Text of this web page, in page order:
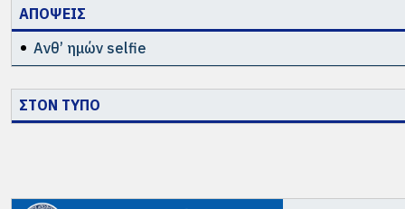
ΑΠΟΨΕΙΣ
Ανθ’ ημών selfie
ΣΤΟΝ ΤΥΠΟ